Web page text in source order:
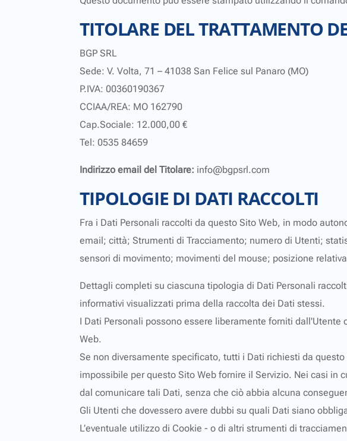
TITOLARE DEL TRATTAMENTO
BGP SRL
Sede: V. Volta, 71 – 41038 San Felice sul Panaro (MO)
P.IVA: 00360190367
CCIAA/REA: MO 162790
Cap.Sociale: 12.000,00 €
Tel: 0535 84659
Indirizzo email del Titolare: info@bgpsrl.com
TIPOLOGIE DI DATI RACCOLTI
Fra i Dati Personali raccolti da questo Sito Web, in modo
email; città; Strumenti di Tracciamento; numero di Utenti;
sensori di movimento; movimenti del mouse; posizione
Dettagli completi su ciascuna tipologia di Dati Personali
informativi visualizzati prima della raccolta dei Dati stessi.
I Dati Personali possono essere liberamente forniti
Web.
Se non diversamente specificato, tutti i Dati richiesti da
impossibile per questo Sito Web fornire il Servizio. Nei casi
dal comunicare tali Dati, senza che ciò abbia alcuna
Gli Utenti che dovessero avere dubbi su quali Dati siano
L’eventuale utilizzo di Cookie - o di altri strumenti di